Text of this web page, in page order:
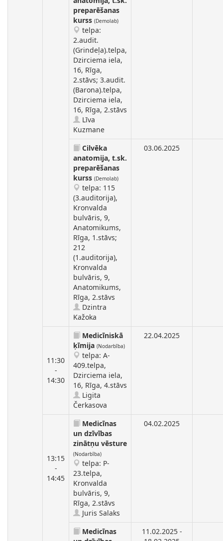
preparēšanas
kurss (Demolab)
telpa:
2.audit.
(Grindeļa).telpa,
Dzirciema iela,
16, Rīga,
2.stāvs; 3.audit.
(Barona).telpa,
Dzirciema iela,
16, Rīga, 2.stāvs
Līva
Kuzmane
Cilvēka
anatomija, t.sk.
preparēšanas
kurss (Demolab)
telpa: 115
(3.auditorija),
Kronvalda
bulvāris, 9,
Anatomikums,
Rīga, 1.stāvs;
212
(1.auditorija),
Kronvalda
bulvāris, 9,
Anatomikums,
Rīga, 2.stāvs
Dzintra
Kažoka
03.06.2025
11:30
-
14:30
Medicīniskā
ķīmija (Nodarbība)
telpa: A-
409.telpa,
Dzirciema iela,
16, Rīga, 4.stāvs
Ligita
Čerkasova
22.04.2025
13:15
-
14:45
Medicīnas
un dzīvības
zinātņu vēsture
(Nodarbība)
telpa: P-
23.telpa,
Kronvalda
bulvāris, 9,
Rīga, 2.stāvs
Juris Salaks
04.02.2025
Medicīnas
11.02.2025 -